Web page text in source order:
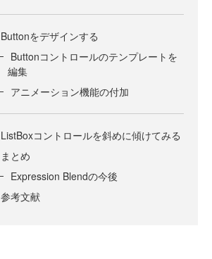
Buttonをデザインする
Buttonコントロールのテンプレートを
編集
アニメーション機能の付加
ListBoxコントロールを斜めに傾けてみる
まとめ
Expression Blendの今後
参考文献